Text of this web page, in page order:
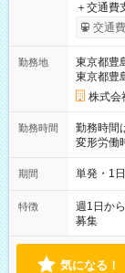
＋交通費支給 ★交通費全額支給！ ┗案件に
いOK！
ンビニATM
交通
勤務地
東京都豊
東京都豊
株式会
勤務時間
勤務時間
変形労働時間
～21：00
期間 単発・1
特徴
週1日か
募集
気になる！